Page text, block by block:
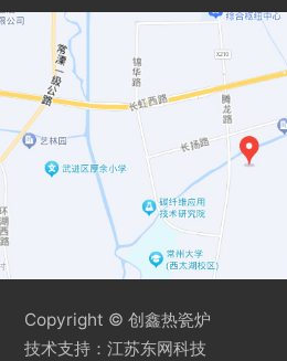
Copyright © 创鑫热瓷炉
技术支持：江苏东网科技